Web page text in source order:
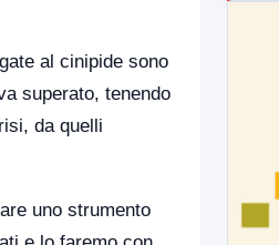
al cinipide sono
superato, tenendo
da quelli
uno strumento